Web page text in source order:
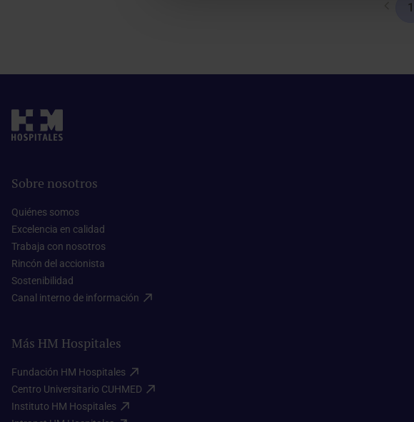
1
Sobre nosotros
Quiénes somos​
Excelencia en calidad​
Trabaja con nosotros​
Rincón del accionista​
Sostenibilidad​
Canal interno de información​
Más HM Hospitales
Fundación HM Hospitales​
Centro Universitario CUHMED​
Instituto HM Hospitales​